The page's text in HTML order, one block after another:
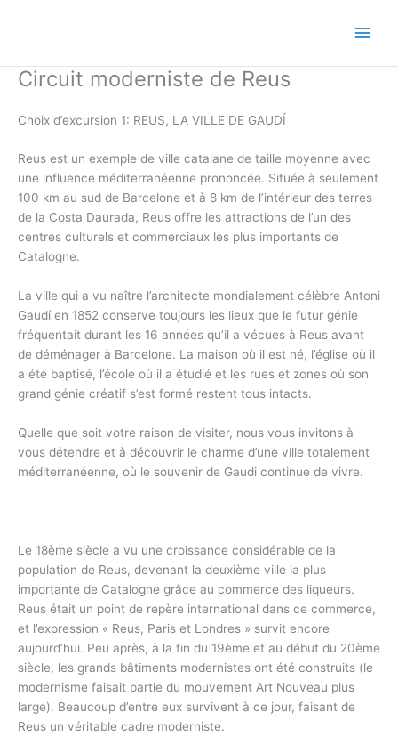
Circuit moderniste de Reus
Choix d’excursion 1: REUS, LA VILLE DE GAUDÍ
Reus est un exemple de ville catalane de taille moyenne avec
une influence méditerranéenne prononcée. Située à seulement
100 km au sud de Barcelone et à 8 km de l’intérieur des terres
de la Costa Daurada, Reus offre les attractions de l’un des
centres culturels et commerciaux les plus importants de
Catalogne.
La ville qui a vu naître l’architecte mondialement célèbre Antoni
Gaudí en 1852 conserve toujours les lieux que le futur génie
fréquentait durant les 16 années qu’il a vécues à Reus avant
de déménager à Barcelone. La maison où il est né, l’église où il
a été baptisé, l’école où il a étudié et les rues et zones où son
grand génie créatif s’est formé restent tous intacts.
Quelle que soit votre raison de visiter, nous vous invitons à
vous détendre et à découvrir le charme d’une ville totalement
méditerranéenne, où le souvenir de Gaudi continue de vivre.
Le 18ème siècle a vu une croissance considérable de la
population de Reus, devenant la deuxième ville la plus
importante de Catalogne grâce au commerce des liqueurs.
Reus était un point de repère international dans ce commerce,
et l’expression « Reus, Paris et Londres » survit encore
aujourd’hui. Peu après, à la fin du 19ème et au début du 20ème
siècle, les grands bâtiments modernistes ont été construits (le
modernisme faisait partie du mouvement Art Nouveau plus
large). Beaucoup d’entre eux survivent à ce jour, faisant de
Reus un véritable cadre moderniste.